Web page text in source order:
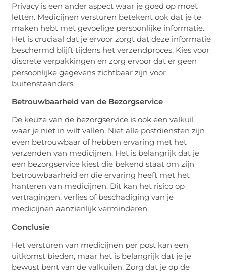
Privacy is een ander aspect waar je goed op moet
letten. Medicijnen versturen betekent ook dat je te
maken hebt met gevoelige persoonlijke informatie.
Het is cruciaal dat je ervoor zorgt dat deze informatie
beschermd blijft tijdens het verzendproces. Kies voor
discrete verpakkingen en zorg ervoor dat er geen
persoonlijke gegevens zichtbaar zijn voor
buitenstaanders.
Betrouwbaarheid van de Bezorgservice
De keuze van de bezorgservice is ook een valkuil
waar je niet in wilt vallen. Niet alle postdiensten zijn
even betrouwbaar of hebben ervaring met het
verzenden van medicijnen. Het is belangrijk dat je
een bezorgservice kiest die bekend staat om zijn
betrouwbaarheid en die ervaring heeft met het
hanteren van medicijnen. Dit kan het risico op
vertragingen, verlies of beschadiging van je
medicijnen aanzienlijk verminderen.
Conclusie
Het versturen van medicijnen per post kan een
uitkomst bieden, maar het is belangrijk dat je je
bewust bent van de valkuilen. Zorg dat je op de